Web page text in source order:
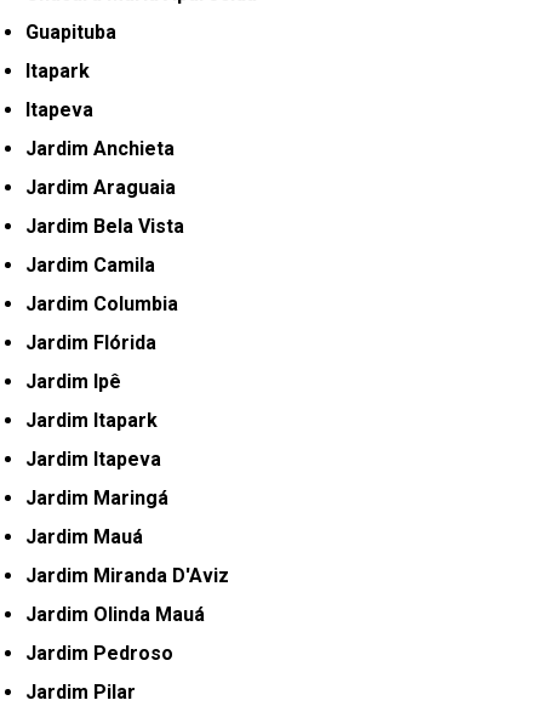
Guapituba
Itapark
Itapeva
Jardim Anchieta
Jardim Araguaia
Jardim Bela Vista
Jardim Camila
Jardim Columbia
Jardim Flórida
Jardim Ipê
Jardim Itapark
Jardim Itapeva
Jardim Maringá
Jardim Mauá
Jardim Miranda D'Aviz
Jardim Olinda Mauá
Jardim Pedroso
Jardim Pilar